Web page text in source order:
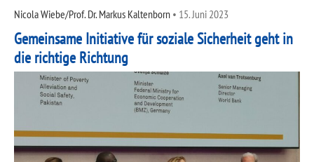
Nicola Wiebe/Prof. Dr. Markus Kaltenborn • 15. Juni 2023
Gemeinsame Initiative für soziale Sicherheit geht in
die richtige Richtung